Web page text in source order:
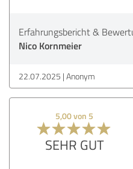
Erfahrungsbericht &
Nico Kornmeier
22.07.2025 Anonym
5,00 von 5
SEHR GUT